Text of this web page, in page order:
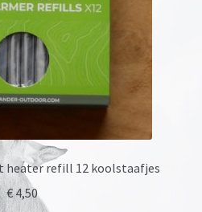
heater refill 12 koolstaafjes
€4,50